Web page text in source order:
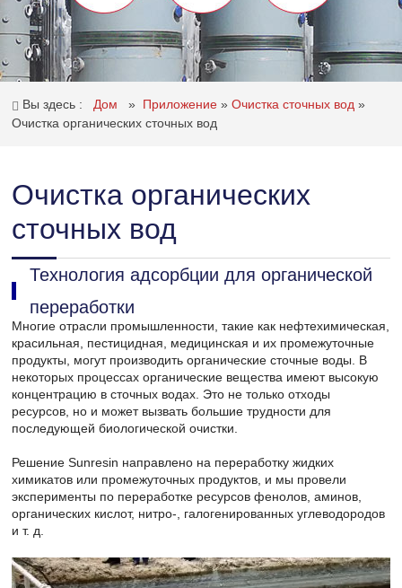
КАРЬЕРА
КОНТАКТ
Вы здесь : Дом » Приложение»Очистка сточных вод»
Очистка органических сточных вод
Очистка органических
сточных вод
Технология адсорбции для органической
переработки
Многие отрасли промышленности, такие как нефтехимическая,
красильная, пестицидная, медицинская и их промежуточные
продукты, могут производить органические сточные воды. В
некоторых процессах органические вещества имеют высокую
концентрацию в сточных водах. Это не только отходы
ресурсов, но и может вызвать большие трудности для
последующей биологической очистки.
Решение Sunresin направлено на переработку жидких
химикатов или промежуточных продуктов, и мы провели
эксперименты по переработке ресурсов фенолов, аминов,
органических кислот, нитро-, галогенированных углеводородов
и т. д.